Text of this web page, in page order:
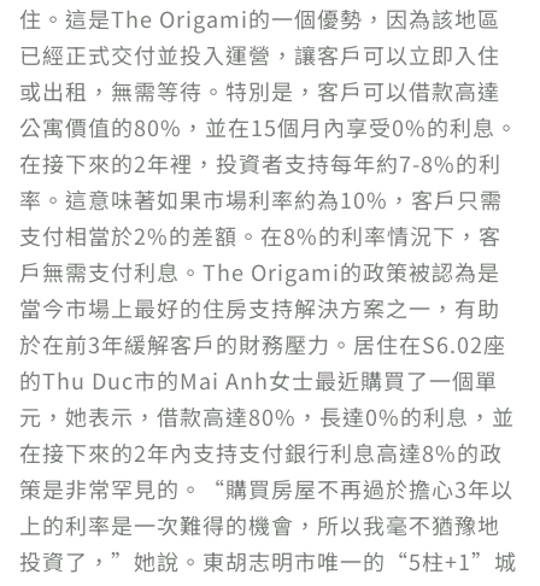
住。這是The Origami的一個優勢，因為該地區
已經正式交付並投入運營，讓客戶可以立即入住
或出租，無需等待。特別是，客戶可以借款高達
公寓價值的80%，並在15個月內享受0%的利息。
在接下來的2年裡，投資者支持每年約7-8%的利
率。這意味著如果市場利率約為10%，客戶只需
支付相當於2%的差額。在8%的利率情況下，客
戶無需支付利息。The Origami的政策被認為是
當今市場上最好的住房支持解決方案之一，有助
於在前3年緩解客戶的財務壓力。居住在S6.02座
的Thu Duc市的Mai Anh女士最近購買了一個單
元，她表示，借款高達80%，長達0%的利息，並
在接下來的2年內支持支付銀行利息高達8%的政
策是非常罕見的。“購買房屋不再過於擔心3年以
上的利率是一次難得的機會，所以我毫不猶豫地
投資了，”她說。東胡志明市唯一的“5柱+1”城